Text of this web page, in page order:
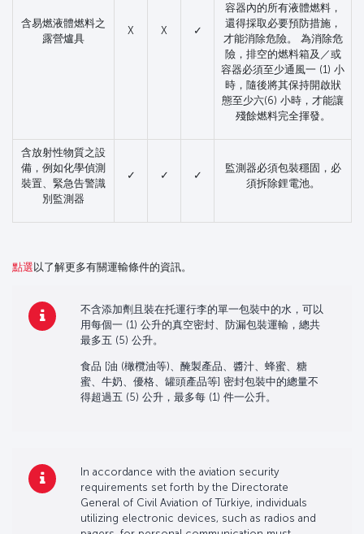
含易燃液體燃料之
露營爐具
X X ✓
容器內的所有液體燃料，
還得採取必要預防措施，
才能消除危險。 為消除危
險，排空的燃料箱及／或
容器必須至少通風一 (1) 小
時，隨後將其保持開啟狀
態至少六(6) 小時，才能讓
殘餘燃料完全揮發。
含放射性物質之設
備，例如化學偵測
裝置、緊急告警識
別監測器
✓ ✓ ✓
監測器必須包裝穩固，必
須拆除鋰電池。
點選以了解更多有關運輸條件的資訊。
不含添加劑且裝在托運行李的單一包裝中的水，可以
用每個一 (1) 公升的真空密封、防漏包裝運輸，總共
最多五 (5) 公升。
食品 [油 (橄欖油等)、醃製產品、醬汁、蜂蜜、糖
蜜、牛奶、優格、罐頭產品等] 密封包裝中的總量不
得超過五 (5) 公升，最多每 (1) 件一公升。
In accordance with the aviation security
requirements set forth by the Directorate
General of Civil Aviation of Türkiye, individuals
utilizing electronic devices, such as radios and